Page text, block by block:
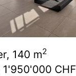
140 m2
CHF